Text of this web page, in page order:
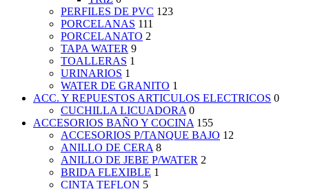
PERFILES DE PVC 123
PORCELANAS 111
PORCELANATO 2
TAPA WATER 9
TOALLERAS 1
URINARIOS 1
WATER DE GRANITO 1
ACC. Y REPUESTOS ARTICULOS ELECTRICOS 0
CUCHILLA LICUADORA 0
ACCESORIOS BAÑO Y COCINA 155
ACCESORIOS P/TANQUE BAJO 12
ANILLO DE CERA 8
ANILLO DE JEBE P/WATER 2
BRIDA FLEXIBLE 1
CINTA TEFLON 5